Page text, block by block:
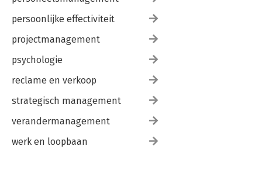
persoonlijke effectiviteit
projectmanagement
psychologie
reclame en verkoop
strategisch management
verandermanagement
werk en loopbaan